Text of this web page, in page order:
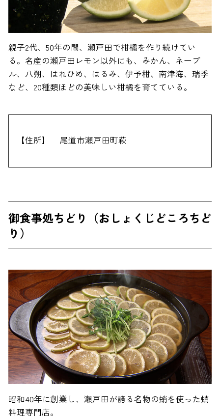
親子2代、50年の間、瀬戸田で柑橘を作り続けてい
る。名産の瀬戸田レモン以外にも、みかん、ネーブ
ル、八朔、はれひめ、はるみ、伊予柑、南津海、瑞季
など、20種類ほどの美味しい柑橘を育てている。
【住所】 尾道市瀬戸田町萩
御食事処ちどり（おしょくじどころちど
り）
昭和40年に創業し、瀬戸田が誇る名物の蛸を使った蛸
料理専門店。